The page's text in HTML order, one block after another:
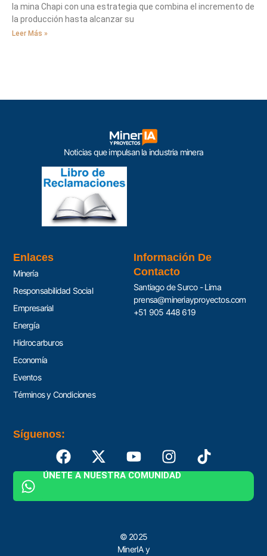
la mina Chapi con una estrategia que combina el incremento de
la producción hasta alcanzar su
Leer Más »
Noticias que impulsan la industria minera
Enlaces
Minería
Responsabilidad Social
Empresarial
Energía
Hidrocarburos
Economía
Eventos
Términos y Condiciones
Información De
Contacto
Santiago de Surco - Lima
prensa@mineriayproyectos.com
+51 905 448 619
Síguenos:
ÚNETE A NUESTRA COMUNIDAD
© 2025
MinerIA y